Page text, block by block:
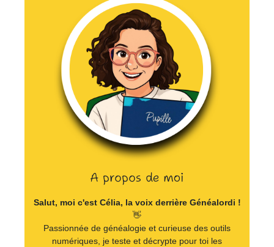
A propos de moi
Salut, moi c'est Célia, la voix derrière Généalordi !
👋
Passionnée de généalogie et curieuse des outils
numériques, je teste et décrypte pour toi les